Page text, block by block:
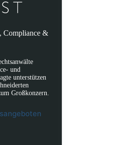
Compliance &
und
unterstützen
Großkonzern.